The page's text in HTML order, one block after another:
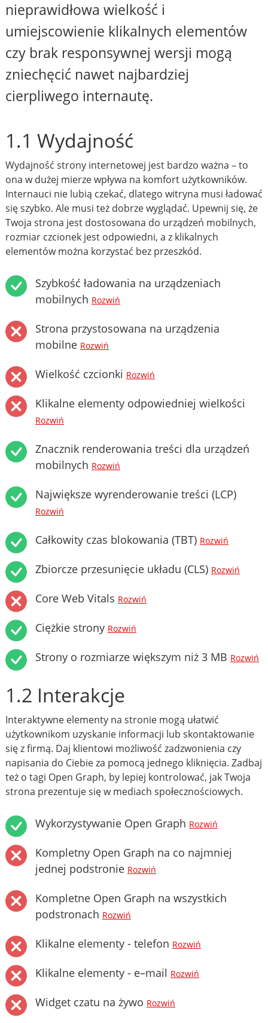
nieprawidłowa wielkość i
umiejscowienie klikalnych elementów
czy brak responsywnej wersji mogą
zniechęcić nawet najbardziej
cierpliwego internautę.
1.1 Wydajność
Wydajność strony internetowej jest bardzo ważna – to
ona w dużej mierze wpływa na komfort użytkowników.
Internauci nie lubią czekać, dlatego witryna musi ładować
się szybko. Ale musi też dobrze wyglądać. Upewnij się, że
Twoja strona jest dostosowana do urządzeń mobilnych,
rozmiar czcionek jest odpowiedni, a z klikalnych
elementów można korzystać bez przeszkód.
Szybkość ładowania na urządzeniach
mobilnych Rozwiń
Strona przystosowana na urządzenia
mobilne Rozwiń
Wielkość czcionki Rozwiń
Klikalne elementy odpowiedniej wielkości
Rozwiń
Znacznik renderowania treści dla urządzeń
mobilnych Rozwiń
Największe wyrenderowanie treści (LCP)
Rozwiń
Całkowity czas blokowania (TBT) Rozwiń
Zbiorcze przesunięcie układu (CLS) Rozwiń
Core Web Vitals Rozwiń
Ciężkie strony Rozwiń
Strony o rozmiarze większym niż 3 MB Rozwiń
1.2 Interakcje
Interaktywne elementy na stronie mogą ułatwić
użytkownikom uzyskanie informacji lub skontaktowanie
się z firmą. Daj klientowi możliwość zadzwonienia czy
napisania do Ciebie za pomocą jednego kliknięcia. Zadbaj
też o tagi Open Graph, by lepiej kontrolować, jak Twoja
strona prezentuje się w mediach społecznościowych.
Wykorzystywanie Open Graph Rozwiń
Kompletny Open Graph na co najmniej
jednej podstronie Rozwiń
Kompletne Open Graph na wszystkich
podstronach Rozwiń
Klikalne elementy - telefon Rozwiń
Klikalne elementy - e–mail Rozwiń
Widget czatu na żywo Rozwiń